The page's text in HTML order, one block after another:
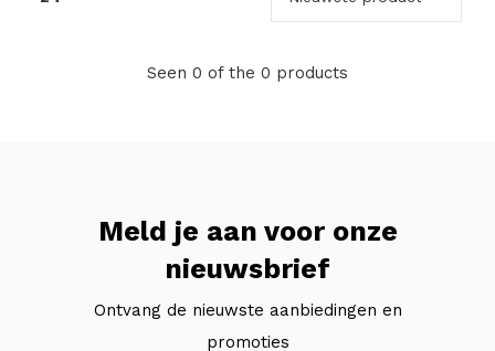
Seen 0 of the 0 products
Meld je aan voor onze
nieuwsbrief
Ontvang de nieuwste aanbiedingen en
promoties